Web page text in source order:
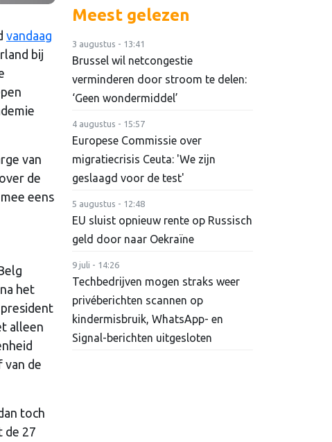
vandaag
bij
van
de
eens
het
alleen
van de
toch
de 27
Meest gelezen
3 augustus - 13:41
Brussel wil netcongestie
verminderen door stroom te delen:
‘Geen wondermiddel’
4 augustus - 15:57
Europese Commissie over
migratiecrisis Ceuta: 'We zijn
geslaagd voor de test'
5 augustus - 12:48
EU sluist opnieuw rente op Russisch
geld door naar Oekraïne
9 juli - 14:26
Techbedrijven mogen straks weer
privéberichten scannen op
kindermisbruik, WhatsApp- en
Signal-berichten uitgesloten